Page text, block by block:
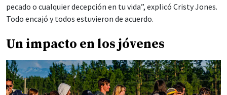
pecado o cualquier decepción en tu vida”, explicó Cristy Jones.
Todo encajó y todos estuvieron de acuerdo.
Un impacto en los jóvenes